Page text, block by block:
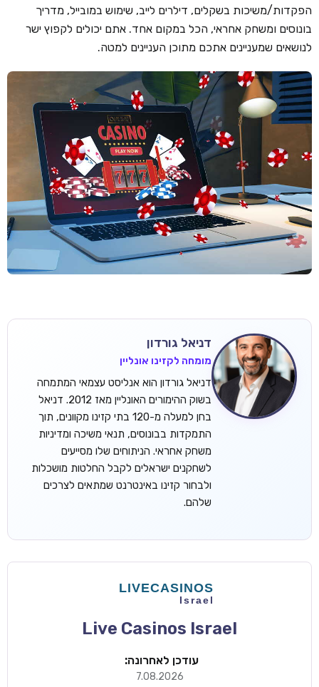
הפקדות/משיכות בשקלים, דילרים לייב, שימוש במובייל, מדריך
בונוסים ומשחק אחראי, הכל במקום אחד. אתם יכולים לקפוץ ישר
לנושאים שמעניינים אתכם מתוכן העניינים למטה.
דניאל גורדון
מומחה לקזינו אונליין
דניאל גורדון הוא אנליסט עצמאי המתמחה
בשוק ההימורים האונליין מאז 2012. דניאל
בחן למעלה מ-120 בתי קזינו מקוונים, תוך
התמקדות בבונוסים, תנאי משיכה ומדיניות
משחק אחראי. הניתוחים שלו מסייעים
לשחקנים ישראלים לקבל החלטות מושכלות
ולבחור קזינו באינטרנט שמתאים לצרכים
שלהם.
Live Casinos Israel
עודכן לאחרונה:
7.08.2026